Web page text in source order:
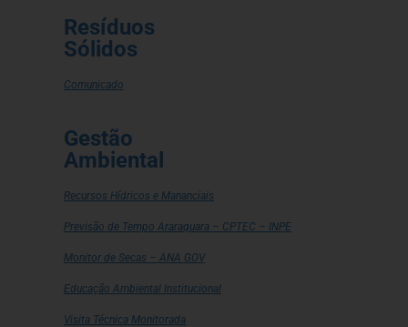
Resíduos
Sólidos
Comunicado
Gestão
Ambiental
Recursos Hídricos e Mananciais
Previsão de Tempo Araraquara – CPTEC – INPE
Monitor de Secas – ANA GOV
Educação Ambiental Institucional
Visita Técnica Monitorada